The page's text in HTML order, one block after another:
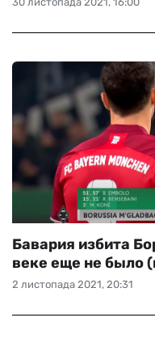
2 листопада 2021, 20:31
Бавария избита
веке еще не было